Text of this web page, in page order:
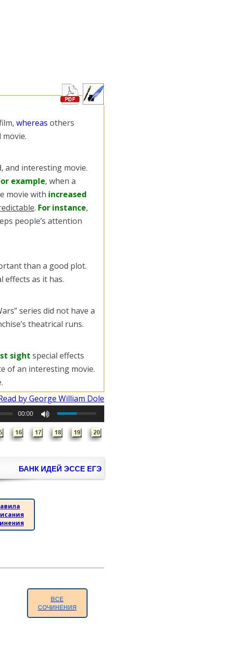
whereas others
and interesting movie.
example, when a
movie with increased
. For instance,
people’s attention
than a good plot.
effects as it has.
series did not have a
theatrical runs.
sight special effects
of an interesting movie.
by George William Dole
00:00
БАНК ИДЕЙ ЭССЕ ЕГЭ
ВСЕ
СОЧИНЕНИЯ